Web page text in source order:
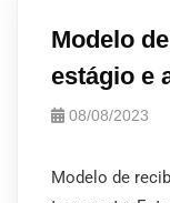
Modelo
estágio e
08/08/2023
Modelo de